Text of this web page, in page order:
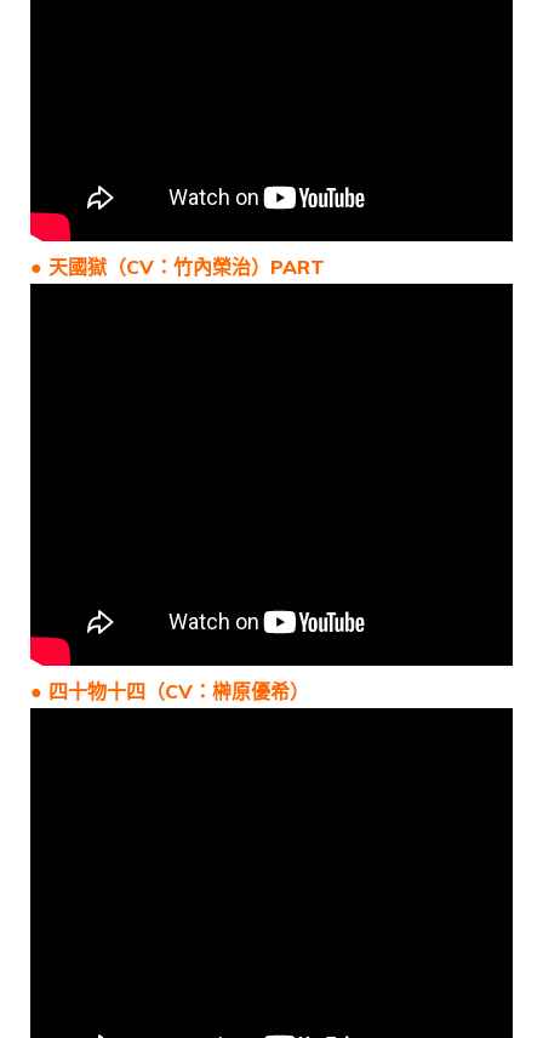
● 天國獄（CV：竹內榮治）PART
● 四十物十四（CV：榊原優希）